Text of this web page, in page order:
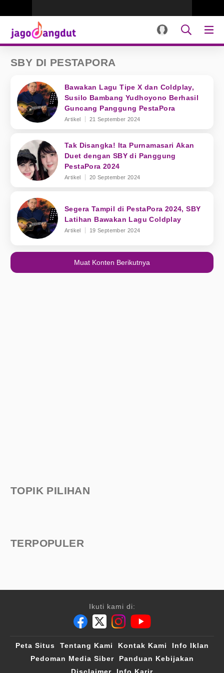
SBY DI PESTAPORA
Bawakan Lagu Tipe X dan Coldplay,
Susilo Bambang Yudhoyono Berhasil
Guncang Panggung PestaPora
Artikel 21 September 2024
Tak Disangka! Ita Purnamasari Akan
Duet dengan SBY di Panggung
PestaPora 2024
Artikel 20 September 2024
Segera Tampil di PestaPora 2024, SBY
Latihan Bawakan Lagu Coldplay
Artikel 19 September 2024
Muat Konten Berikutnya
TOPIK PILIHAN
TERPOPULER
Ikuti kami di:
Peta Situs Tentang Kami Kontak Kami
Info Iklan
Pedoman Media Siber
Panduan Kebijakan